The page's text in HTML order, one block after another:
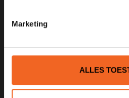
Marketing
ALLES
1531MD
Wormer
075 621